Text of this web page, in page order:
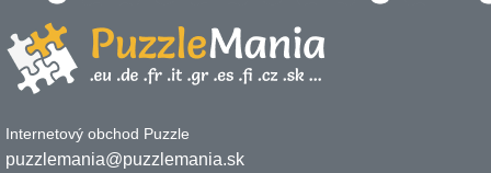
Internetový obchod Puzzle
puzzlemania@puzzlemania.sk